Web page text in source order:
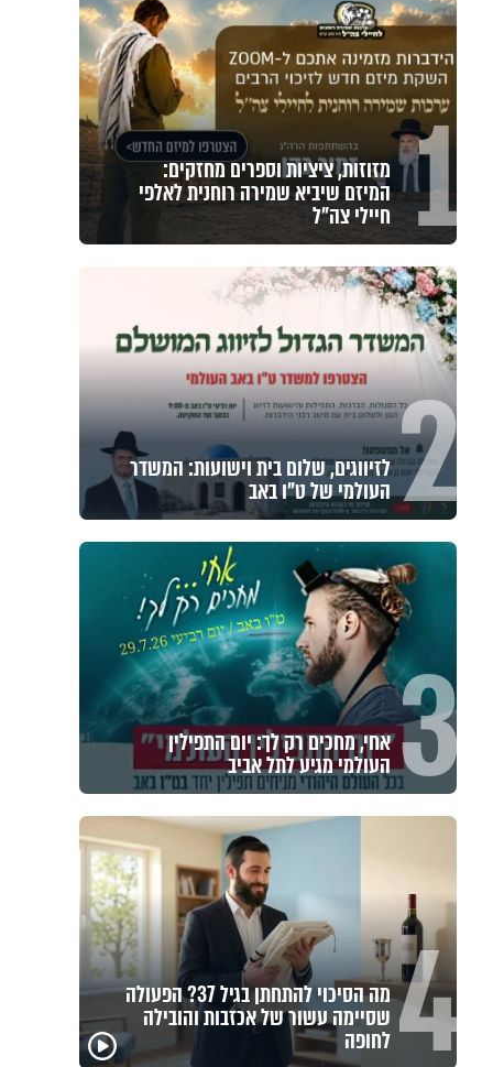
1 מזוזות, ציציות וספרים מחזקים:
המיזם שיביא שמירה רוחנית לאלפי
חיילי צה"ל
2 לזיווגים, שלום בית וישועות: המשדר
העולמי של ט"ו באב
3 אחי, מחכים רק לך: יום התפילין
העולמי מגיע לתל אביב
4 מה הסיכוי להתחתן בגיל 37? הפעולה
שסיימה עשור של אכזבות והובילה
לחופה
קרה בערד נס מסוג אחר!
הרב שניאור אשכנזי במסר
פגיעה עצמית וחרדות – איך
מכילים את זה? זוגיות